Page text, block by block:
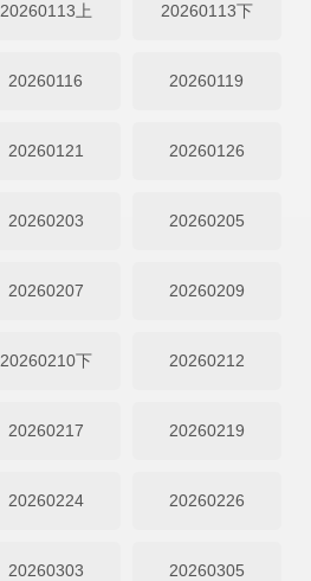
20260113上 20260113下
20260116 20260119
20260121 20260126
20260203 20260205
20260207 20260209
20260210下 20260212
20260217 20260219
20260224 20260226
20260303 20260305